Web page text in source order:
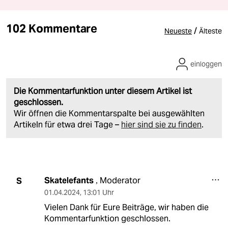
102 Kommentare Neueste / Älteste
Die Kommentarfunktion unter diesem Artikel ist
geschlossen.
Wir öffnen die Kommentarspalte bei ausgewählten
Artikeln für etwa drei Tage – hier sind sie zu finden.
einloggen
S Skatelefants , Moderator
01.04.2024, 13:01 Uhr
Vielen Dank für Eure Beiträge, wir haben die
Kommentarfunktion geschlossen.